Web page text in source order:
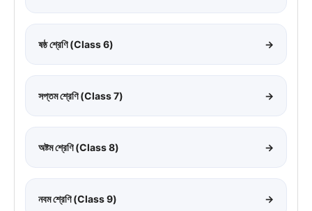
ষষ্ঠ শ্রেণি (Class 6) →
সপ্তম শ্রেণি (Class 7) →
অষ্টম শ্রেণি (Class 8) →
নবম শ্রেণি (Class 9) →